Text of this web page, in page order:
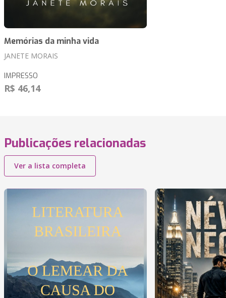
Memórias da minha vida
JANETE MORAIS
IMPRESSO
R$ 46,14
Publicações relacionadas
Ver a lista completa